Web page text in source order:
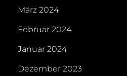
März 2024
Februar 2024
Januar 2024
Dezember 2023